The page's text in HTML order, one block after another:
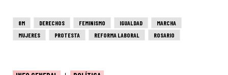
8M DERECHOS FEMINISMO IGUALDAD
MARCHA
MUJERES
PROTESTA REFORMA LABORAL ROSARIO